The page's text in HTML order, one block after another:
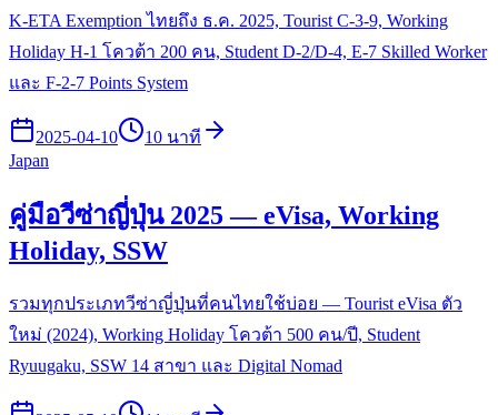
K-ETA Exemption ไทยถึง ธ.ค. 2025, Tourist C-3-9, Working
Holiday H-1 โควต้า 200 คน, Student D-2/D-4, E-7 Skilled Worker
และ F-2-7 Points System
2025-04-10
10 นาที
Japan
คู่มือวีซ่าญี่ปุ่น 2025 — eVisa, Working
Holiday, SSW
รวมทุกประเภทวีซ่าญี่ปุ่นที่คนไทยใช้บ่อย — Tourist eVisa ตัว
ใหม่ (2024), Working Holiday โควต้า 500 คน/ปี, Student
Ryuugaku, SSW 14 สาขา และ Digital Nomad